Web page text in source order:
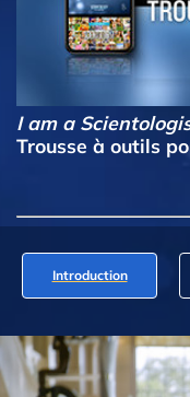
I am a
Trousse à outils
Introduction